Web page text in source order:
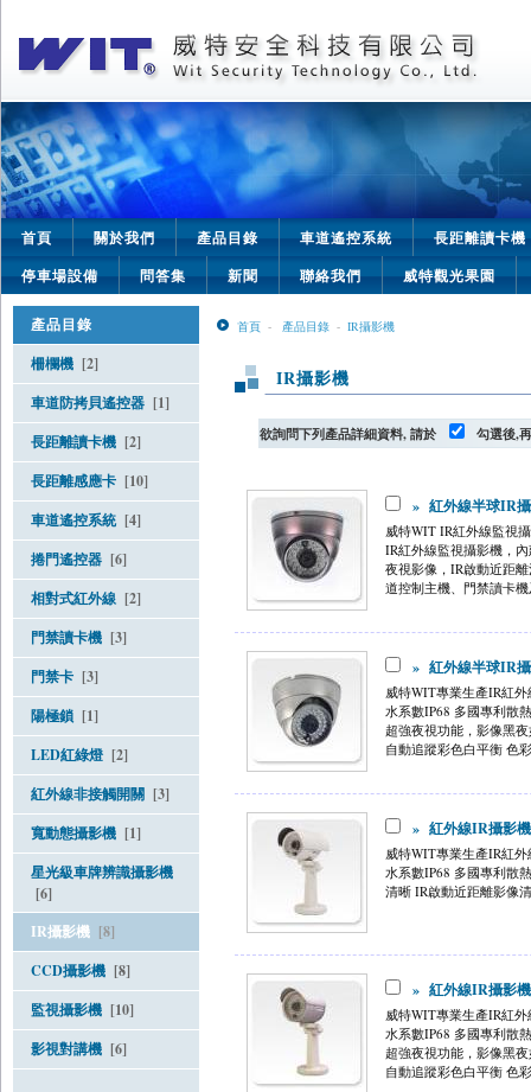
首頁 關於我們 產品目錄 車道遙控系統
長距離讀卡機
停車場設備
問答集 新聞 聯絡我們 威特觀光果園
產品目錄
柵欄機 [2]
車道防拷貝遙控器 [1]
長距離讀卡機 [2]
長距離感應卡 [10]
車道遙控系統 [4]
捲門遙控器 [6]
相對式紅外線 [2]
門禁讀卡機 [3]
門禁卡 [3]
陽極鎖 [1]
LED紅綠燈 [2]
紅外線非接觸開關 [3]
寬動態攝影機 [1]
星光級車牌辨識攝影機
[6]
IR攝影機 [8]
CCD攝影機 [8]
監視攝影機 [10]
影視對講機 [6]
首頁 - 產品目錄 - IR攝影機
IR攝影機
欲詢問下列產品詳細資料, 請於 勾選後,
» 紅外線半球IR
威特WIT IR紅外線監視
IR紅外線監視攝影機，
夜視影像，IR啟動近距
道控制主機、門禁讀卡
» 紅外線半球IR
威特WIT專業生產IR紅
水系數IP68 多國專利散
超強夜視功能，影像黑
自動追蹤彩色白平衡 色
» 紅外線IR攝影
威特WIT專業生產IR紅
水系數IP68 多國專利散
清晰 IR啟動近距離影像
» 紅外線IR攝影
威特WIT專業生產IR紅
水系數IP68 多國專利散
超強夜視功能，影像黑
自動追蹤彩色白平衡 色